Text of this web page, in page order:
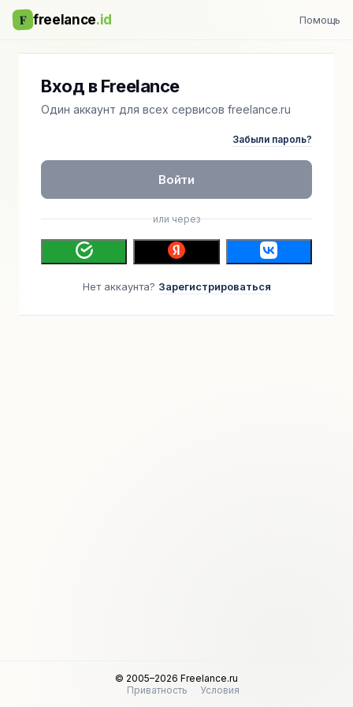
F freelance.id Помощь
Вход в Freelance
Один аккаунт для всех сервисов freelance.ru
Забыли пароль?
Войти
или через
Нет аккаунта? Зарегистрироваться
© 2005–2026 Freelance.ru
Приватность
Условия